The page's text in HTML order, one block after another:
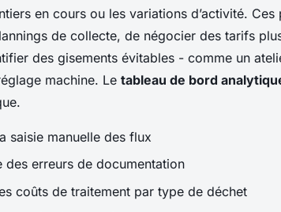
en cours ou les variations d’activité. Ces
de collecte, de négocier des tarifs
des gisements évitables - comme un
machine. Le tableau de bord
saisie manuelle des flux
des erreurs de documentation
coûts de traitement par type de déchet